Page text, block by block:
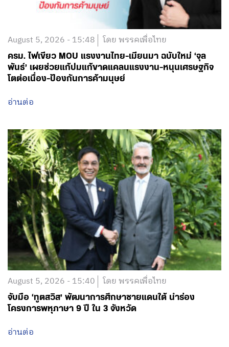
August 5, 2026 - 15:48 โดย พรรคเพื่อไทย
ครม. ไฟเขียว MOU แรงงานไทย-เมียนมา ฉบับใหม่ ‘จุล
พันธ์’ เผยช่วยแก้ปมแก้ขาดแคลนแรงงาน-หนุนเศรษฐกิจ
โตต่อเนื่อง-ป้องกันการค้ามนุษย์
อ่านต่อ
August 5, 2026 - 15:40 โดย พรรคเพื่อไทย
จับมือ ‘ทูตสวิส’ พัฒนาการศึกษาชายแดนใต้ นำร่อง
โครงการพหุภาษา 9 ปี ใน 3 จังหวัด
อ่านต่อ